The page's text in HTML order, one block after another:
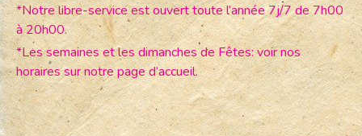
*Notre libre-service est ouvert toute l’année 7j/7 de 7h00
à 20h00.
*Les semaines et les dimanches de Fêtes: voir nos
horaires sur notre page d’accueil.